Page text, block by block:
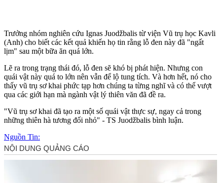
Trưởng nhóm nghiên cứu Ignas Juodžbalis từ viện Vũ trụ học Kavli
(Anh) cho biết các kết quả khiến họ tin rằng lỗ đen này đã "ngất
lịm" sau một bữa ăn quá lớn.
Lẽ ra trong trạng thái đó, lỗ đen sẽ khó bị phát hiện. Nhưng con
quái vật này quá to lớn nên vẫn để lộ tung tích. Và hơn hết, nó cho
thấy vũ trụ sơ khai phức tạp hơn chúng ta từng nghĩ và có thể vượt
qua các giới hạn mà ngành vật lý thiên văn đã đề ra.
"Vũ trụ sơ khai đã tạo ra một số quái vật thực sự, ngay cả trong
những thiên hà tương đối nhỏ" - TS Juodžbalis bình luận.
Nguồn Tin: